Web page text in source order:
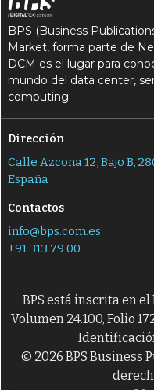
BPS (Business
Market, forma parte de
DCM es el lugar para
mundo del data center,
computing.
Dirección
Calle Azcona 12, Bajo B,
España
Contactos
info@bps.com.es
+91 313 79 00
BPS está inscrita en
Volumen 24.100, Folio
© 2026 BPS Business